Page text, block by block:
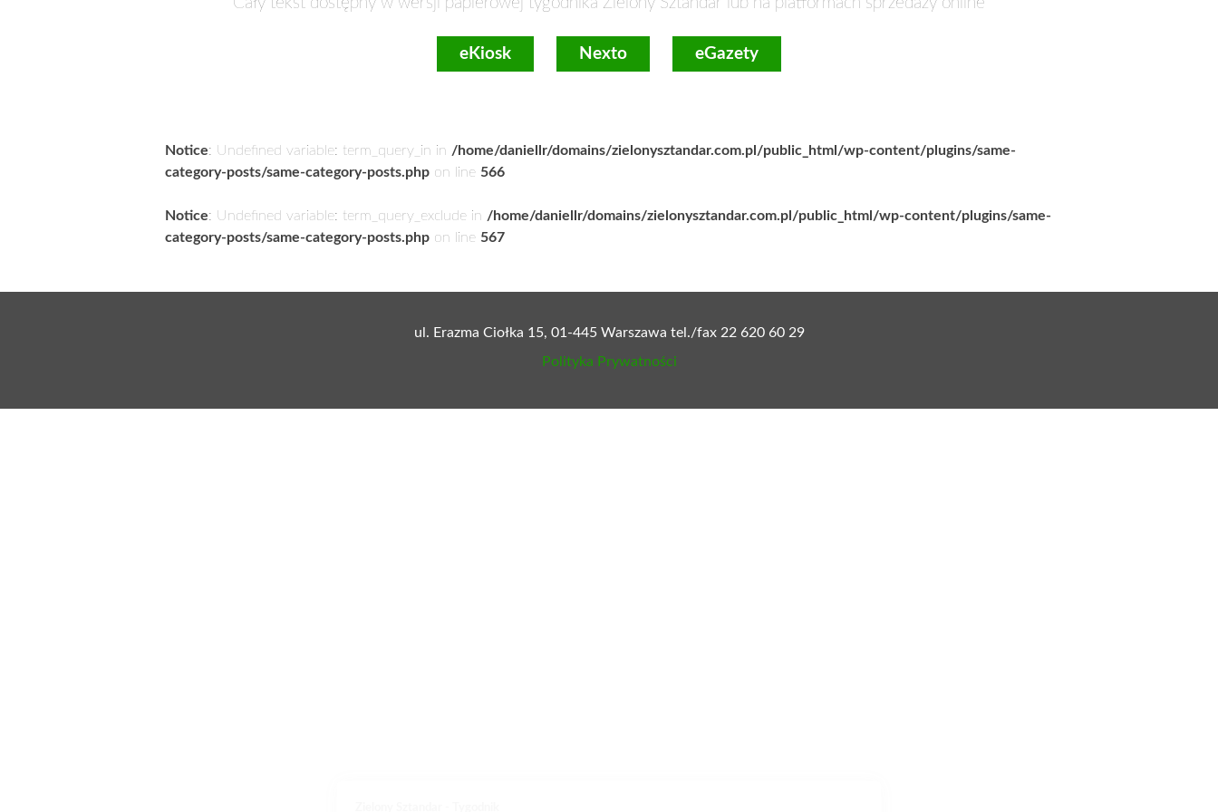
Cały tekst dostępny w wersji papierowej tygodnika Zielony Sztandar lub na platformach sprzedaży online
eKiosk Nexto eGazety
Notice: Undefined variable: term_query_in in /home/daniellr/domains/zielonysztandar.com.pl/public_html/wp-content/plugins/same-
category-posts/same-category-posts.php on line 566
Notice: Undefined variable: term_query_exclude in /home/daniellr/domains/zielonysztandar.com.pl/public_html/wp-content/plugins/same-
category-posts/same-category-posts.php on line 567
ul. Erazma Ciołka 15, 01-445 Warszawa tel./fax 22 620 60 29
Polityka Prywatności